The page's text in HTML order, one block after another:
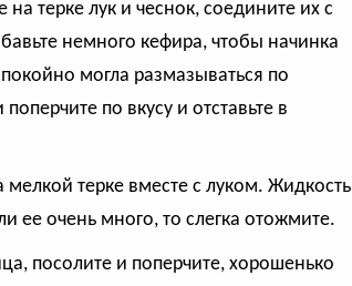
терке лук и чеснок, соедините их с
немного кефира, чтобы начинка
могла размазываться по
по вкусу и отставьте в
мелкой терке вместе с луком. Жидкость
ее очень много, то слегка отожмите.
посолите и поперчите, хорошенько